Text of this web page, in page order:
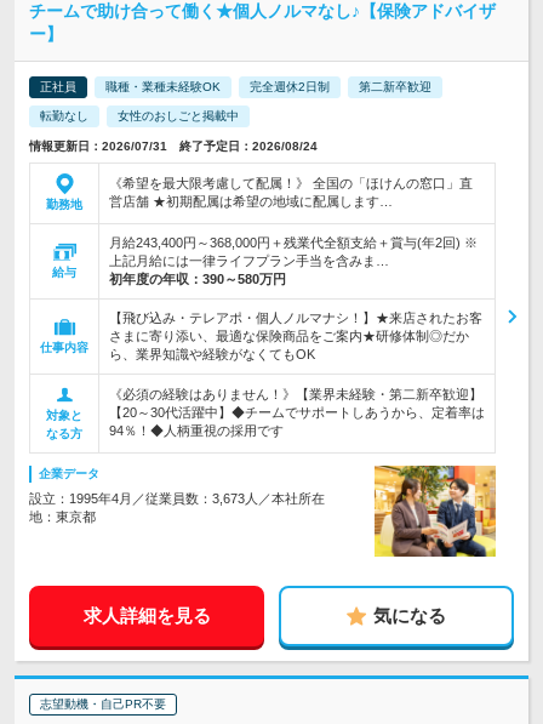
チームで助け合って働く★個人ノルマなし♪【保険アドバイザ
ー】
正社員 職種・業種未経験OK 完全週休2日制 第二新卒歓迎
転勤なし 女性のおしごと掲載中
情報更新日：2026/07/31 終了予定日：2026/08/24
勤務地
《希望を最大限考慮して配属！》 全国の「ほけんの窓口」直
営店舗 ★初期配属は希望の地域に配属します…
給与
月給243,400円～368,000円＋残業代全額支給＋賞与(年2回) ※
上記月給には一律ライフプラン手当を含みま…
初年度の年収： 390～580万円
仕事内容
【飛び込み・テレアポ・個人ノルマナシ！】★来店されたお客
さまに寄り添い、最適な保険商品をご案内★研修体制◎だか
ら、業界知識や経験がなくてもOK
対象と
なる方
《必須の経験はありません！》【業界未経験・第二新卒歓迎】
【20～30代活躍中】◆チームでサポートしあうから、定着率は
94％！◆人柄重視の採用です
企業データ
設立：1995年4月／従業員数：3,673人／本社所在
地：東京都
求人詳細を見る 気になる
志望動機・自己PR不要